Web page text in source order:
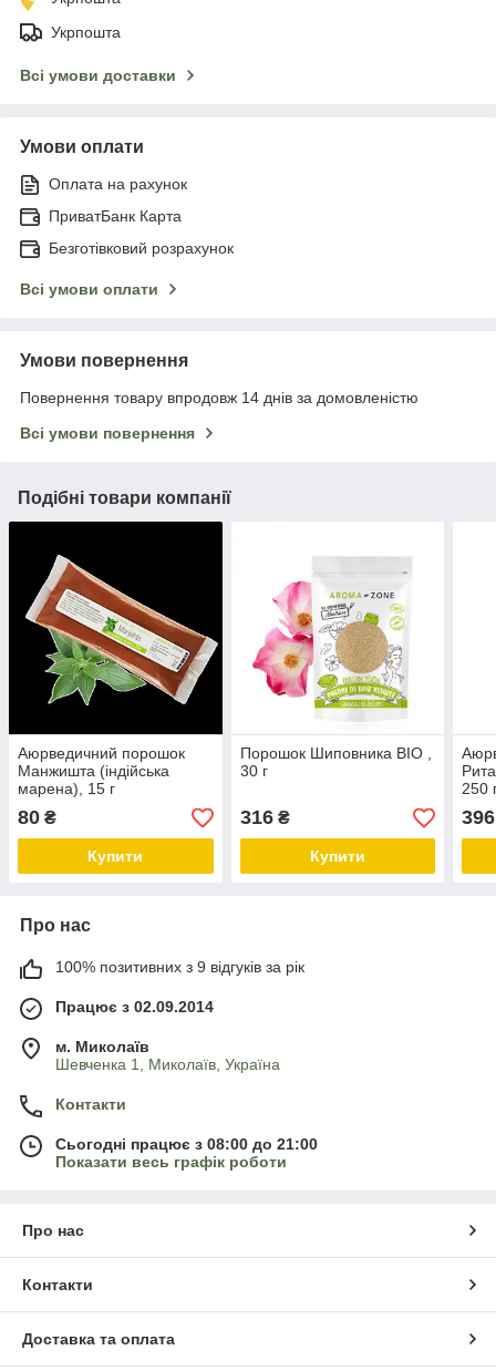
Укрпошта
Всі умови доставки
Умови оплати
Оплата на рахунок
ПриватБанк Карта
Безготівковий розрахунок
Всі умови оплати
Умови повернення
Повернення товару впродовж 14 днів за домовленістю
Всі умови повернення
Подібні товари компанії
Аюрведичний порошок
Манжишта (індійська
марена), 15 г
80 ₴
Купити
Порошок Шиповника BIO ,
30 г
316₴
Купити
250
396
Про нас
100% позитивних з 9 відгуків за рік
Працює з 02.09.2014
м. Миколаїв
Шевченка 1, Миколаїв, Україна
Контакти
Сьогодні працює з 08:00 до 21:00
Показати весь графік роботи
Про нас
Контакти
Доставка та оплата